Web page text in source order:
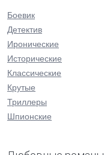
Боевик
Детектив
Иронические
Исторические
Классические
Крутые
Триллеры
Шпионские